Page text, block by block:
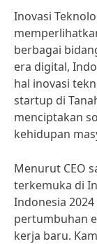
Inovasi
berbagai
era digital,
hal inovasi
startup di
menciptakan
kehidupan
Menurut CEO
terkemuka di
Indonesia
pertumbuhan
kerja baru.